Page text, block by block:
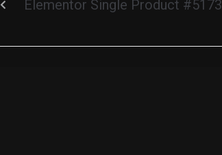
Elementor Single Product #5173